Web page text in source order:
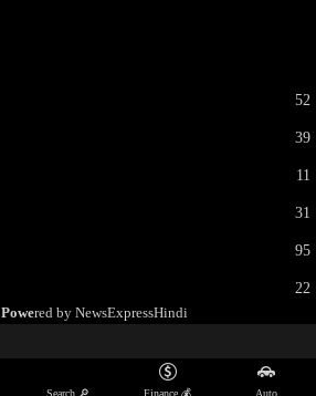
52
39
11
31
95
22
Powered by NewsExpressHindi
Search 🔎 Finance 💰 Auto